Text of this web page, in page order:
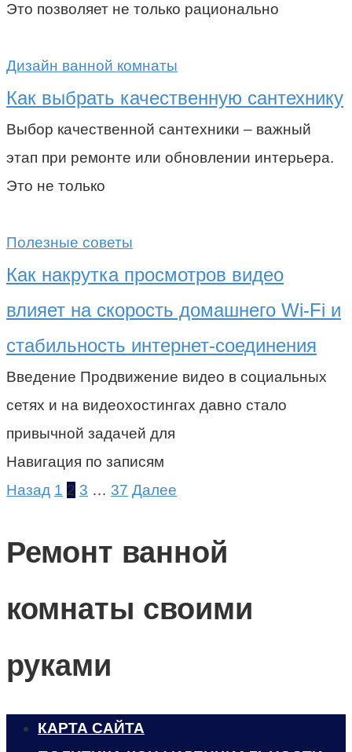
Это позволяет не только рационально
Дизайн ванной комнаты
Как выбрать качественную сантехнику
Выбор качественной сантехники – важный
этап при ремонте или обновлении интерьера.
Это не только
Полезные советы
Как накрутка просмотров видео
влияет на скорость домашнего Wi-Fi и
стабильность интернет-соединения
Введение Продвижение видео в социальных
сетях и на видеохостингах давно стало
привычной задачей для
Навигация по записям
Назад 1 2 3 … 37 Далее
Ремонт ванной
комнаты своими
руками
КАРТА САЙТА